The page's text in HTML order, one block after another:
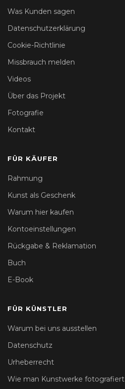
Was Kunden sagen
Datenschutzerklärung
Cookie-Richtlinie
Missbrauch melden
Videos
Über das Projekt
Fotografie
Kontakt
FÜR KÄUFER
Rahmung
Kunst als Geschenk
Warum hier kaufen
Kontoeinstellungen
Rückgabe & Reklamation
Buch
E-Book
FÜR KÜNSTLER
Warum bei uns ausstellen
Datenschutz
Urheberrecht
Wie man Kunstwerke fotografiert